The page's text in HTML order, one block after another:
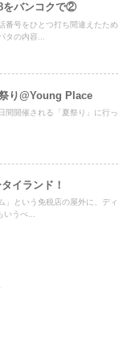
をバンコクで②
番号をひとつ打ち間違えたため
タの内容...
り@Young Place
間開催される「夏祭り」に行っ
イランド！
」という免税店の屋外に、ディ
いうべ...